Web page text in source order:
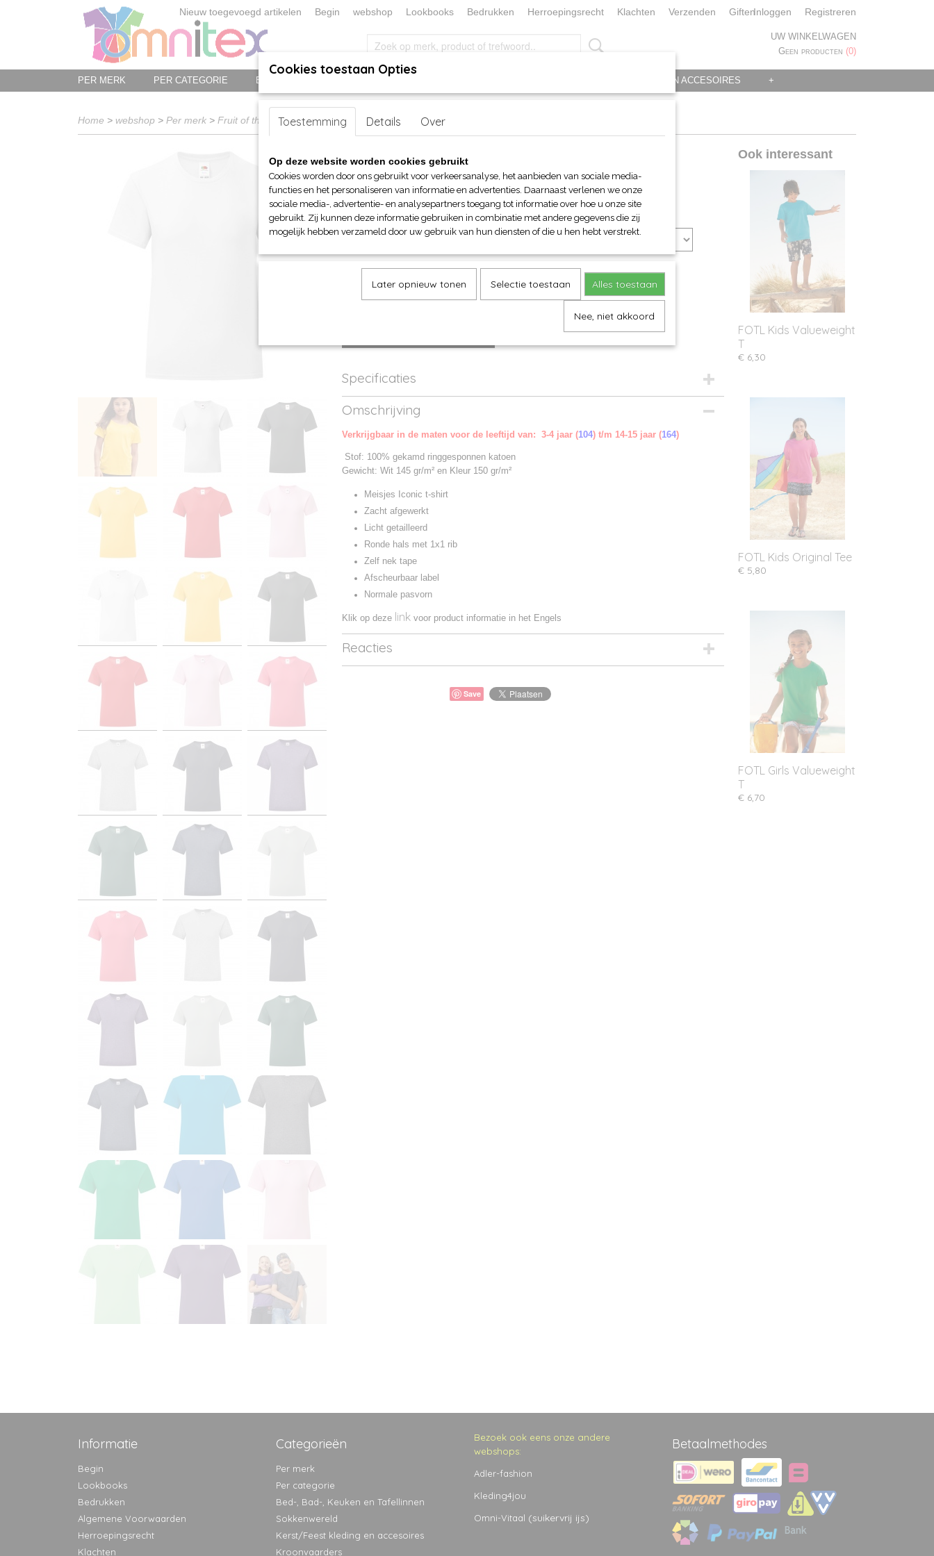
Nieuw toegevoegd artikelen Begin webshop Lookbooks Bedrukken Herroepingsrecht Klachten Verzenden GiftenInloggen Registreren
UW WINKELWAGEN
Geen producten (0)
PER MERK PER CATEGORIE BED-, BAD-, KEUKEN EN TAFELLINNEN KERST/FEEST KLEDING EN ACCESOIRES +
Home > webshop > Per merk > Fruit of the Loom>Voor kinderen >T-shirts > FOTL Girls Iconic T
FOTL Girls Iconic T
€ 6,60 (inclusief btw 21%)
Maat Kleur
Specificaties
Productcode
Productcode leverancier
Omschrijving
Verkrijgbaar in de maten voor de leeftijd van: 3-4 jaar (104) t/m 14-15 jaar (164)
Stof: 100% gekamd ringgesponnen katoen
Gewicht: Wit 145 gr/m² en Kleur 150 gr/m²
Meisjes Iconic t-shirt
Zacht afgewerkt
Licht getailleerd
Ronde hals met 1x1 rib
Zelf nek tape
Afscheurbaar label
Normale pasvorn
Klik op deze link voor product informatie in het Engels
Reacties
Save
Ook interessant
FOTL Kids Valueweight
T
€ 6,30
FOTL Kids Original Tee
€ 5,80
FOTL Girls Valueweight
T
€ 6,70
Informatie
Begin
Lookbooks
Bedrukken
Algemene Voorwaarden
Herroepingsrecht
Klachten
Categorieën
Per merk
Per categorie
Bed-, Bad-, Keuken en Tafellinnen
Sokkenwereld
Kerst/Feest kleding en accesoires
Kroonvaarders
Bezoek ook eens onze andere
webshops:
Adler-fashion
Kleding4jou
Omni-Vitaal (suikervrij ijs)
Betaalmethodes
Cookies toestaan Opties
Toestemming Details Over
Op deze website worden cookies gebruikt
Cookies worden door ons gebruikt voor verkeersanalyse, het aanbieden van sociale media-
functies en het personaliseren van informatie en advertenties. Daarnaast verlenen we onze
sociale media-, advertentie- en analysepartners toegang tot informatie over hoe u onze site
gebruikt. Zij kunnen deze informatie gebruiken in combinatie met andere gegevens die zij
mogelijk hebben verzameld door uw gebruik van hun diensten of die u hen hebt verstrekt.
Later opnieuw tonen Selectie toestaan Alles toestaan
Nee, niet akkoord